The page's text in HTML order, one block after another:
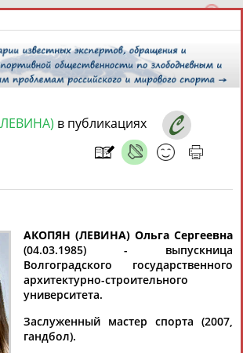
августа 2026 года,
И СПЕЦИАЛИСТЫ
персон Расширенный поиск
Мария
АБАКУМОВА
Юлия
в публикациях
АКОПЯН (ЛЕВИНА) Ольга Сергеевна
(04.03.1985) - выпускница
Волгоградского государственного
архитектурно-строительного
университета.
Заслуженный мастер спорта (2007,
гандбол).